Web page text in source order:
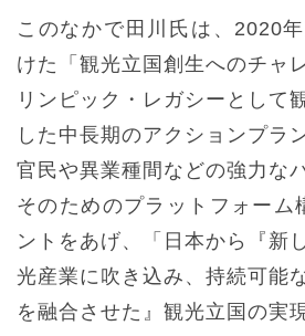
このなかで田川氏は、2020
けた「観光立国創生へのチャ
リンピック・レガシーとして
した中長期のアクションプラ
官民や異業種間などの強力な
そのためのプラットフォーム
ントをあげ、「日本から『新
光産業に吹き込み、持続可能
を融合させた』観光立国の実